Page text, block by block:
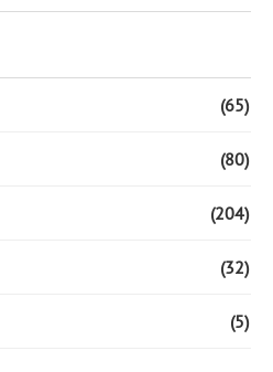
(65)
(80)
(204)
(32)
(5)